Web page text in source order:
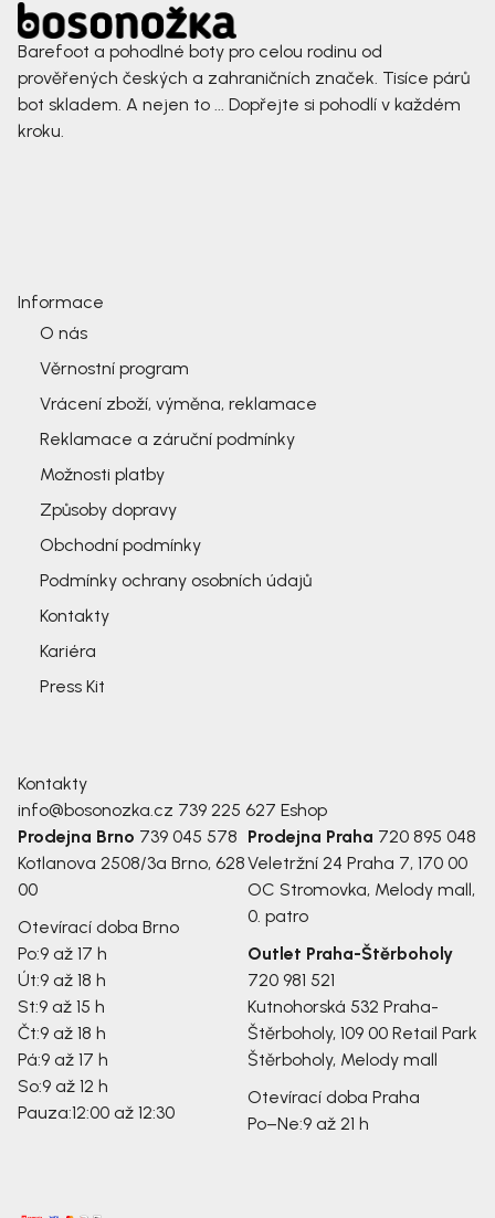
Barefoot a pohodlné boty pro celou rodinu od
prověřených českých a zahraničních značek. Tisíce párů
bot skladem. A nejen to ... Dopřejte si pohodlí v každém
kroku.
Informace
O nás
Věrnostní program
Vrácení zboží, výměna, reklamace
Reklamace a záruční podmínky
Možnosti platby
Způsoby dopravy
Obchodní podmínky
Podmínky ochrany osobních údajů
Kontakty
Kariéra
Press Kit
Kontakty
info@bosonozka.cz 739 225 627 Eshop
Prodejna Brno 739 045 578
Kotlanova 2508/3a Brno, 628
00
Otevírací doba Brno
Po:9 až 17 h
Út:9 až 18 h
St:9 až 15 h
Čt:9 až 18 h
Pá:9 až 17 h
So:9 až 12 h
Pauza:12:00 až 12:30
Prodejna Praha 720 895 048
Veletržní 24 Praha 7, 170 00
OC Stromovka, Melody mall,
0. patro
Outlet Praha-Štěrboholy
720 981 521
Kutnohorská 532 Praha-
Štěrboholy, 109 00 Retail Park
Štěrboholy, Melody mall
Otevírací doba Praha
Po–Ne:9 až 21 h